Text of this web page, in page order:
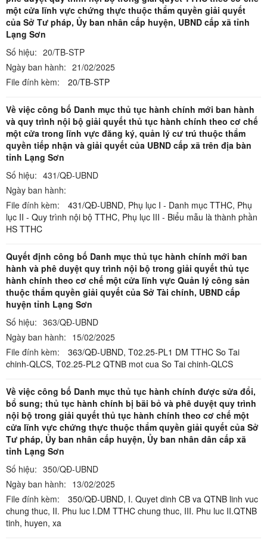
một cửa lĩnh vực chứng thực thuộc thẩm quyền giải quyết
của Sở Tư pháp, Ủy ban nhân cấp huyện, UBND cấp xã tỉnh
Lạng Sơn
Số hiệu: 20/TB-STP
Ngày ban hành: 21/02/2025
File đính kèm:
20/TB-STP
Về việc công bố Danh mục thủ tục hành chính mới ban hành
và quy trình nội bộ giải quyết thủ tục hành chính theo cơ chế
một cửa trong lĩnh vực đăng ký, quản lý cư trú thuộc thẩm
quyền tiếp nhận và giải quyết của UBND cấp xã trên địa bàn
tỉnh Lạng Sơn
Số hiệu: 431/QĐ-UBND
Ngày ban hành:
File đính kèm:
431/QĐ-UBND, Phụ lục I - Danh mục TTHC, Phụ
lục II - Quy trình nội bộ TTHC, Phụ lục III - Biểu mẫu là thành phần
HS TTHC
Quyết định công bố Danh mục thủ tục hành chính mới ban
hành và phê duyệt quy trình nội bộ trong giải quyết thủ tục
hành chính theo cơ chế một cửa lĩnh vực Quản lý công sản
thuộc thẩm quyền giải quyết của Sở Tài chính, UBND cấp
huyện tỉnh Lạng Sơn
Số hiệu: 363/QĐ-UBND
Ngày ban hành: 15/02/2025
File đính kèm:
363/QĐ-UBND, T02.25-PL1 DM TTHC So Tai
chinh-QLCS, T02.25-PL2 QTNB mot cua So Tai chinh-QLCS
Về việc công bố Danh mục thủ tục hành chính được sửa đổi,
bổ sung; thủ tục hành chính bị bãi bỏ và phê duyệt quy trình
nội bộ trong giải quyết thủ tục hành chính theo cơ chế một
cửa lĩnh vực chứng thực thuộc thẩm quyền giải quyết của Sở
Tư pháp, Ủy ban nhân cấp huyện, Ủy ban nhân dân cấp xã
tỉnh Lạng Sơn
Số hiệu: 350/QĐ-UBND
Ngày ban hành: 13/02/2025
File đính kèm:
350/QĐ-UBND, I. Quyet dinh CB va QTNB linh vuc
chung thuc, II. Phu luc I.DM TTHC chung thuc, III. Phu luc II.QTNB
tinh, huyen, xa